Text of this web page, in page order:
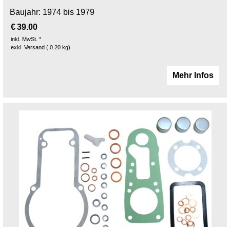
Baujahr: 1974 bis 1979
€39.00
inkl. MwSt. *
exkl. Versand
0.20 kg
Mehr Infos